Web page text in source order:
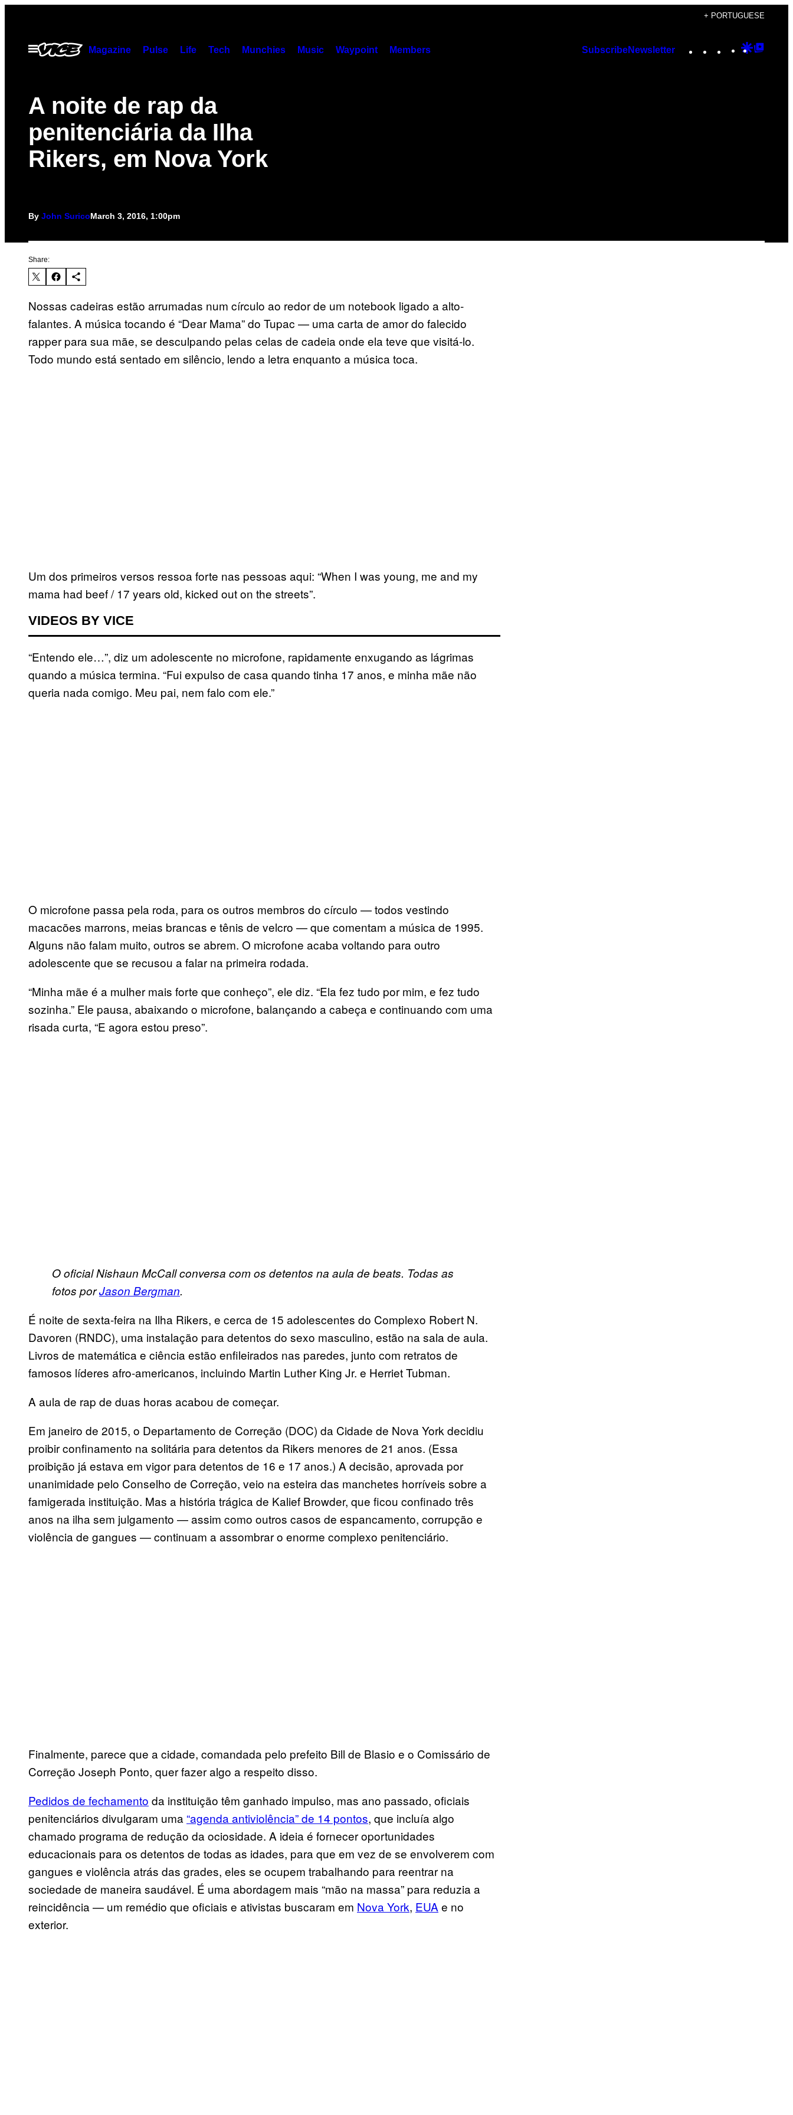
content
+ PORTUGUESE
Open
Menu
Magazine Pulse Life Tech Munchies Music Waypoint Members SubscribeNewsletter Instagram
TikTok
YouTube
Google
A noite de rap da
penitenciária da Ilha
Rikers, em Nova York
By John SuricoMarch 3, 2016, 1:00pm
Share:
Nossas cadeiras estão arrumadas num círculo ao redor de um notebook ligado a alto-
falantes. A música tocando é “Dear Mama” do Tupac — uma carta de amor do falecido
rapper para sua mãe, se desculpando pelas celas de cadeia onde ela teve que visitá-lo.
Todo mundo está sentado em silêncio, lendo a letra enquanto a música toca.
Um dos primeiros versos ressoa forte nas pessoas aqui: “When I was young, me and my
mama had beef / 17 years old, kicked out on the streets”.
VIDEOS BY VICE
“Entendo ele…”, diz um adolescente no microfone, rapidamente enxugando as lágrimas
quando a música termina. “Fui expulso de casa quando tinha 17 anos, e minha mãe não
queria nada comigo. Meu pai, nem falo com ele.”
O microfone passa pela roda, para os outros membros do círculo — todos vestindo
macacões marrons, meias brancas e tênis de velcro — que comentam a música de 1995.
Alguns não falam muito, outros se abrem. O microfone acaba voltando para outro
adolescente que se recusou a falar na primeira rodada.
“Minha mãe é a mulher mais forte que conheço”, ele diz. “Ela fez tudo por mim, e fez tudo
sozinha.” Ele pausa, abaixando o microfone, balançando a cabeça e continuando com uma
risada curta, “E agora estou preso”.
O oficial Nishaun McCall conversa com os detentos na aula de beats. Todas as
fotos porJason Bergman.
É noite de sexta-feira na Ilha Rikers, e cerca de 15 adolescentes do Complexo Robert N.
Davoren (RNDC), uma instalação para detentos do sexo masculino, estão na sala de aula.
Livros de matemática e ciência estão enfileirados nas paredes, junto com retratos de
famosos líderes afro-americanos, incluindo Martin Luther King Jr. e Herriet Tubman.
A aula de rap de duas horas acabou de começar.
Em janeiro de 2015, o Departamento de Correção (DOC) da Cidade de Nova York decidiu
proibir confinamento na solitária para detentos da Rikers menores de 21 anos. (Essa
proibição já estava em vigor para detentos de 16 e 17 anos.) A decisão, aprovada por
unanimidade pelo Conselho de Correção, veio na esteira das manchetes horríveis sobre a
famigerada instituição. Mas a história trágica de Kalief Browder, que ficou confinado três
anos na ilha sem julgamento — assim como outros casos de espancamento, corrupção e
violência de gangues — continuam a assombrar o enorme complexo penitenciário.
Finalmente, parece que a cidade, comandada pelo prefeito Bill de Blasio e o Comissário de
Correção Joseph Ponto, quer fazer algo a respeito disso.
Pedidos de fechamento da instituição têm ganhado impulso, mas ano passado, oficiais
penitenciários divulgaram uma “agenda antiviolência” de 14 pontos, que incluía algo
chamado programa de redução da ociosidade. A ideia é fornecer oportunidades
educacionais para os detentos de todas as idades, para que em vez de se envolverem com
gangues e violência atrás das grades, eles se ocupem trabalhando para reentrar na
sociedade de maneira saudável. É uma abordagem mais “mão na massa” para reduzia a
reincidência — um remédio que oficiais e ativistas buscaram em Nova York, EUA e no
exterior.